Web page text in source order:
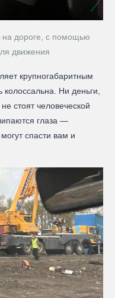
на дороге, с помощью
движения
крупногабаритным
колоссальна. Ни деньги,
стоят человеческой
глаза —
спасти вам и